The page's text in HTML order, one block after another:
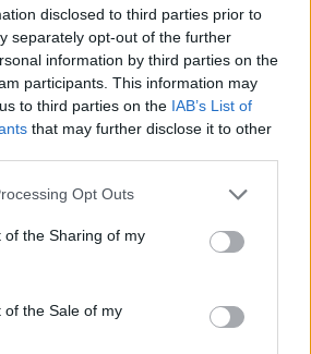
disclosed to third parties prior to
separately opt-out of the further
information by third parties on the
participants. This information may
to third parties on the IAB’s List of
that may further disclose it to other
Opt Outs
of the Sharing of my
of the Sale of my
από την ληστεία σε
Έβαλε το όπλο στο κεφάλι
2023
σουπερμάρκετ στο Παλαιό
επικίνδυνου κακοποιού, φέρνει